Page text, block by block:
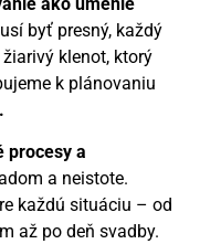
byť presný, každý
klenot, ktorý
k plánovaniu
procesy a
a neistote.
každú situáciu – od
až po deň svadby.